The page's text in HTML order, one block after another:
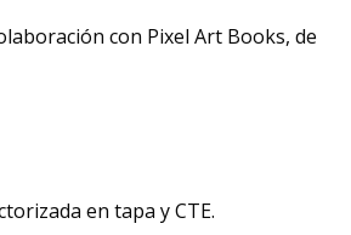
con Pixel Art Books, de
en tapa y CTE.